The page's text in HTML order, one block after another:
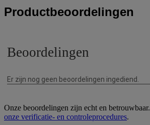
Productbeoordelingen
Onze beoordelingen zijn echt en betrouwbaar.
onze verificatie- en controleprocedures.